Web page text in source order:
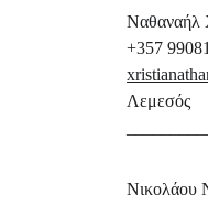
Ναθαναήλ
+357
Λεμεσός
Νικολάου